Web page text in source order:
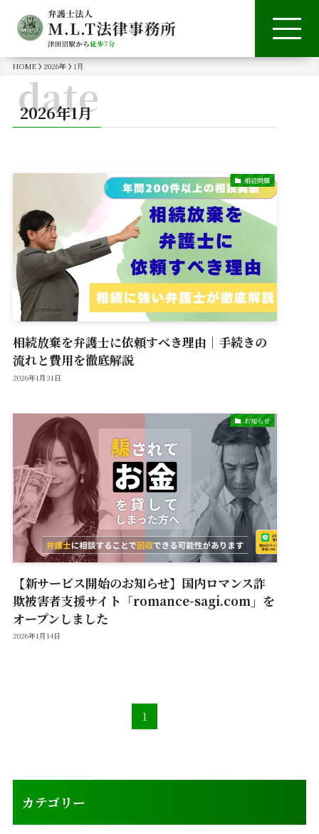
HOME 2026年 1月
2026年1月
date
相続問題
相続放棄を弁護士に依頼すべき理由｜手続きの
流れと費用を徹底解説
2026年1月31日
お知らせ
【新サービス開始のお知らせ】国内ロマンス詐
欺被害者支援サイト「romance-sagi.com」を
オープンしました
2026年1月14日
1
カテゴリー